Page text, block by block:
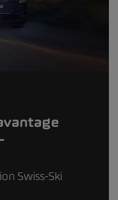
Swiss-Ski